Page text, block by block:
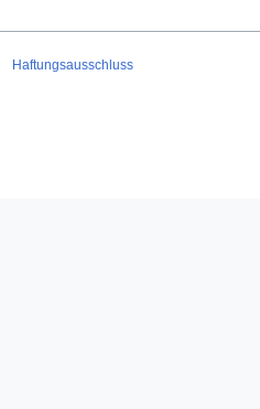
Haftungsausschluss